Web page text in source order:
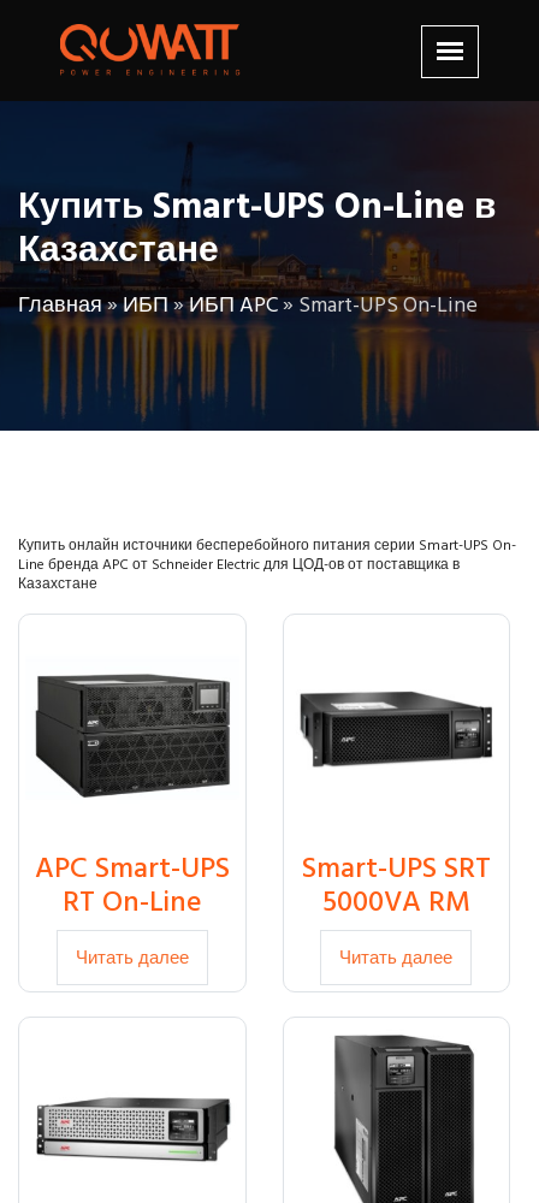
Купить Smart-UPS On-Line в
Казахстане
Главная»ИБП»ИБП APC»Smart-UPS On-Line
Купить онлайн источники бесперебойного питания серии Smart-UPS On-
Line бренда APC от Schneider Electric для ЦОД-ов от поставщика в
Казахстане
APC Smart-UPS
RT On-Line
Читать далее
Smart-UPS SRT
5000VA RM
Читать далее